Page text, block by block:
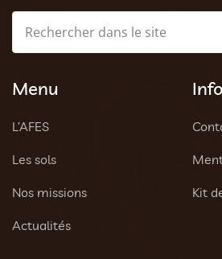
Menu
L’AFES
Les sols
Nos missions
Actualités
Kit